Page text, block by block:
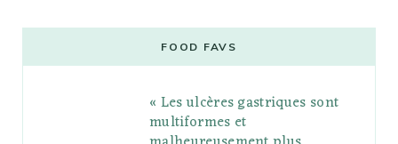
b
t
g
l
e
P
t
a
g
r
e
r
e
o
l
r
FOOD FAVS
« Les ulcères gastriques sont
multiformes et